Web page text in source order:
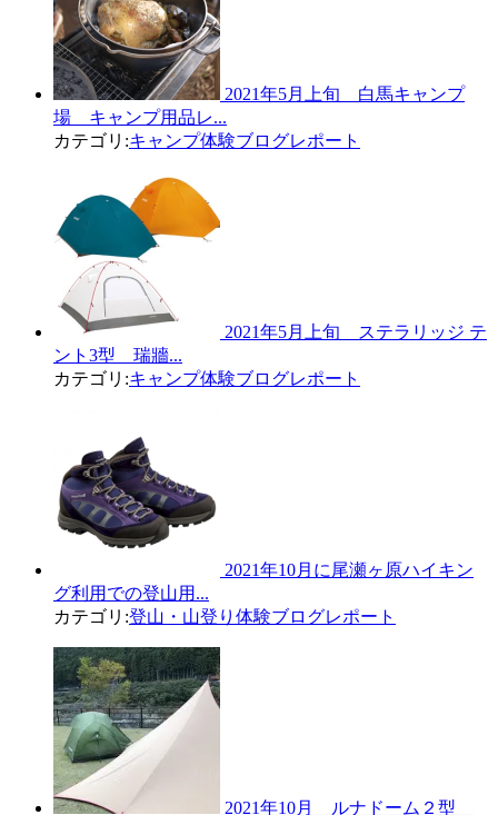
2021年5月上旬 白馬キャンプ
場 キャンプ用品レ...
カテゴリ:キャンプ体験ブログレポート
2021年5月上旬 ステラリッジ テ
ント3型 瑞牆...
カテゴリ:キャンプ体験ブログレポート
2021年10月に尾瀬ヶ原ハイキン
グ利用での登山用...
カテゴリ:登山・山登り体験ブログレポート
2021年10月 ルナドーム２型